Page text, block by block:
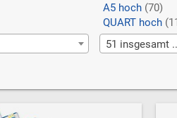
A5 hoch (70)
QUART hoch
51 insgesamt